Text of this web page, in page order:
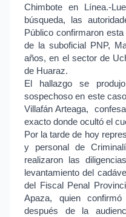
Chimbote en Línea.-
búsqueda, las
Público confirmaron
de la suboficial PNP,
años, en el sector de
de Huaraz.
El hallazgo se
sospechoso en este
Villafán Arteaga,
exacto donde ocultó el
Por la tarde de hoy
y personal de
realizaron las
levantamiento del
del Fiscal Penal
Apaza, quien
después de la